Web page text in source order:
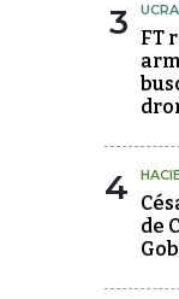
3
FT
4
de